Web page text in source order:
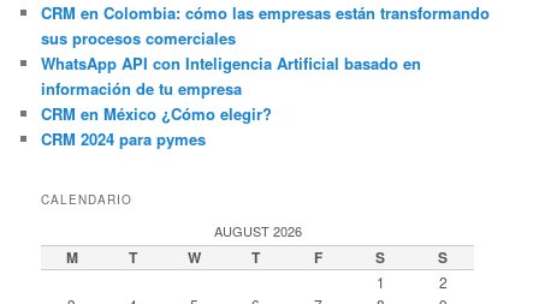
CRM en Colombia: cómo las empresas están transformando
sus procesos comerciales
WhatsApp API con Inteligencia Artificial basado en
información de tu empresa
CRM en México ¿Cómo elegir?
CRM 2024 para pymes
CALENDARIO
AUGUST 2026
M T W T F S S
1
2